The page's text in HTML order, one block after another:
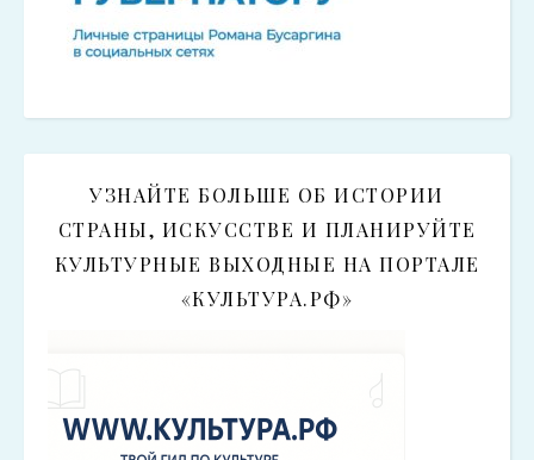
УЗНАЙТЕ БОЛЬШЕ ОБ ИСТОРИИ
СТРАНЫ, ИСКУССТВЕ И ПЛАНИРУЙТЕ
КУЛЬТУРНЫЕ ВЫХОДНЫЕ НА ПОРТАЛЕ
«КУЛЬТУРА.РФ»